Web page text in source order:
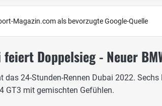
Magazin.com als bevorzugte Google-Quelle
Doppelsieg - Neuer
das 24-Stunden-Rennen Dubai 2022. Sechs
GT3 mit gemischten Gefühlen.